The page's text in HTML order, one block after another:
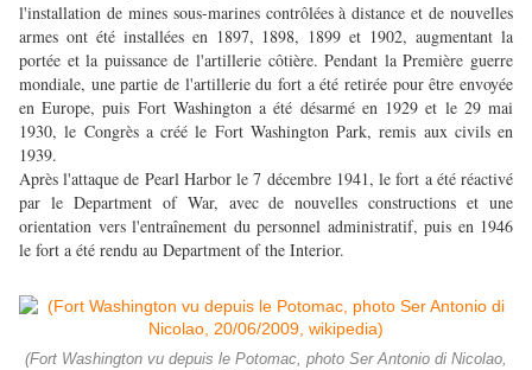
l'installation de mines sous-marines contrôlées à distance et de nouvelles
armes ont été installées en 1897, 1898, 1899 et 1902, augmentant la
portée et la puissance de l'artillerie côtière. Pendant la Première guerre
mondiale, une partie de l'artillerie du fort a été retirée pour être envoyée
en Europe, puis Fort Washington a été désarmé en 1929 et le 29 mai
1930, le Congrès a créé le Fort Washington Park, remis aux civils en
1939.
Après l'attaque de Pearl Harbor le 7 décembre 1941, le fort a été réactivé
par le Department of War, avec de nouvelles constructions et une
orientation vers l'entraînement du personnel administratif, puis en 1946
le fort a été rendu au Department of the Interior.
(Fort Washington vu depuis le Potomac, photo Ser Antonio di Nicolao,